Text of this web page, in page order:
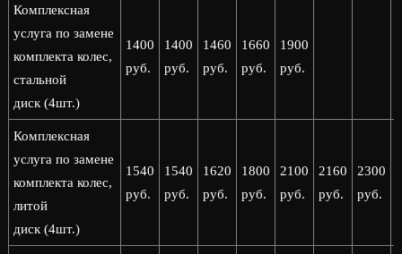
Комплексная
услуга по замене
комплекта колес,
стальной
диск (4шт.)
1400
руб.
1400
руб.
1460
руб.
1660
руб.
1900
руб.
Комплексная
услуга по замене
комплекта колес,
литой
диск (4шт.)
1540
руб.
1540
руб.
1620
руб.
1800
руб.
2100
руб.
2160
руб.
2300
руб.